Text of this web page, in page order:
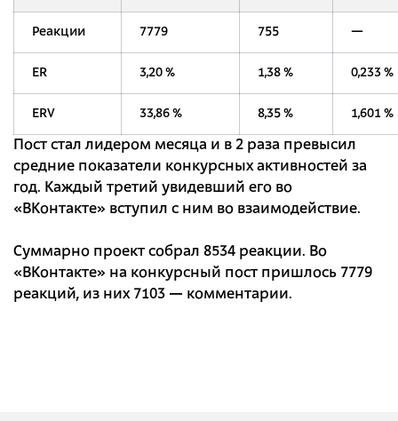
Реакции 7779 755 —
ER 3,20 % 1,38 % 0,233 %
ERV 33,86 % 8,35 % 1,601 %
Пост стал лидером месяца и в 2 раза превысил
средние показатели конкурсных активностей за
год. Каждый третий увидевший его во
«ВКонтакте» вступил с ним во взаимодействие.
Суммарно проект собрал 8534 реакции. Во
«ВКонтакте» на конкурсный пост пришлось 7779
реакций, из них 7103 — комментарии.